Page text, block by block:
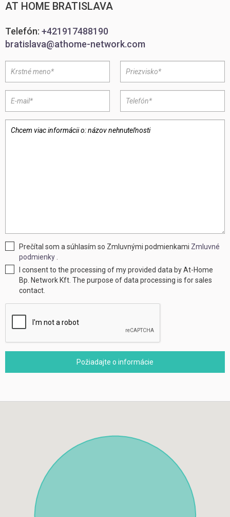
AT HOME BRATISLAVA
Telefón: +421917488190
bratislava@athome-network.com
Prečítal som a súhlasím so Zmluvnými podmienkami Zmluvné
podmienky
I consent to the processing of my provided data by At-Home
Bp. Network Kft. The purpose of data processing is for sales
contact.
Požiadajte o informácie